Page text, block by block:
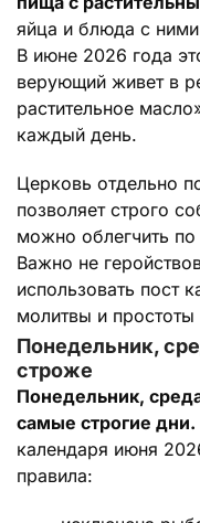
яйца и блюда с
В июне 2026 года
верующий живет в
растительное
каждый день.
Церковь отдельно
позволяет строго
можно облегчить
Важно не
использовать пост
молитвы и простоты
Понедельник,
строже
Понедельник,
самые строгие дни.
календаря июня
правила: